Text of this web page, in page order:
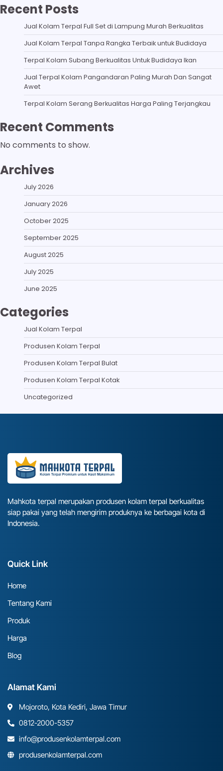
Recent Posts
Jual Kolam Terpal Full Set di Lampung Murah Berkualitas
Jual Kolam Terpal Tanpa Rangka Terbaik untuk Budidaya
Terpal Kolam Subang Berkualitas Untuk Budidaya Ikan
Jual Terpal Kolam Pangandaran Paling Murah Dan Sangat
Awet
Terpal Kolam Serang Berkualitas Harga Paling Terjangkau
Recent Comments
No comments to show.
Archives
July 2026
January 2026
October 2025
September 2025
August 2025
July 2025
June 2025
Categories
Jual Kolam Terpal
Produsen Kolam Terpal
Produsen Kolam Terpal Bulat
Produsen Kolam Terpal Kotak
Uncategorized
Mahkota terpal merupakan produsen kolam terpal berkualitas
siap pakai yang telah mengirim produknya ke berbagai kota di
Indonesia.
Quick Link
Home
Tentang Kami
Produk
Harga
Blog
Alamat Kami
Mojoroto, Kota Kediri, Jawa Timur
0812-2000-5357
info@produsenkolamterpal.com
produsenkolamterpal.com